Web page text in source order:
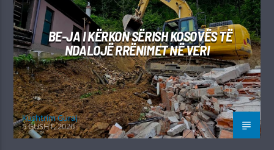
BE-JA I KËRKON SËRISH KOSOVËS TË
NDALOJË RRËNIMET NË VERI
Kushtrim Guraj
5 GUSHT, 2026